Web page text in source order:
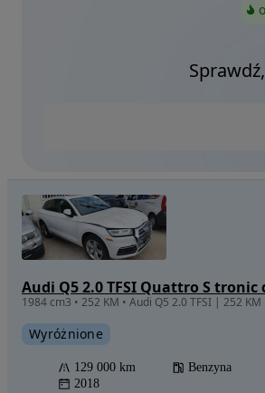
Audi Q5 2.0 TFSI Quattro S tronic
Wyróżnione
129 000 km Benzyna
2018